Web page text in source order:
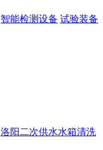
智能检测设备 试验装备
洛阳二次供水水箱清洗